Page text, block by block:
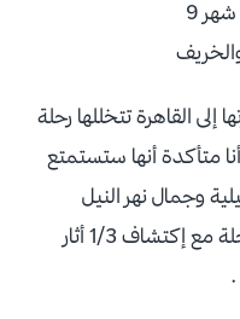
القاهرة تتخللها رحلة
وأسوان 3 ليالي 4 أيام وأنا متأكدة أنها ستستمتع
وجمال نهر النيل
والبرامج الترفيهية كل ليلة طيلة الرحلة مع إكتشاف 1/3 أثار
.